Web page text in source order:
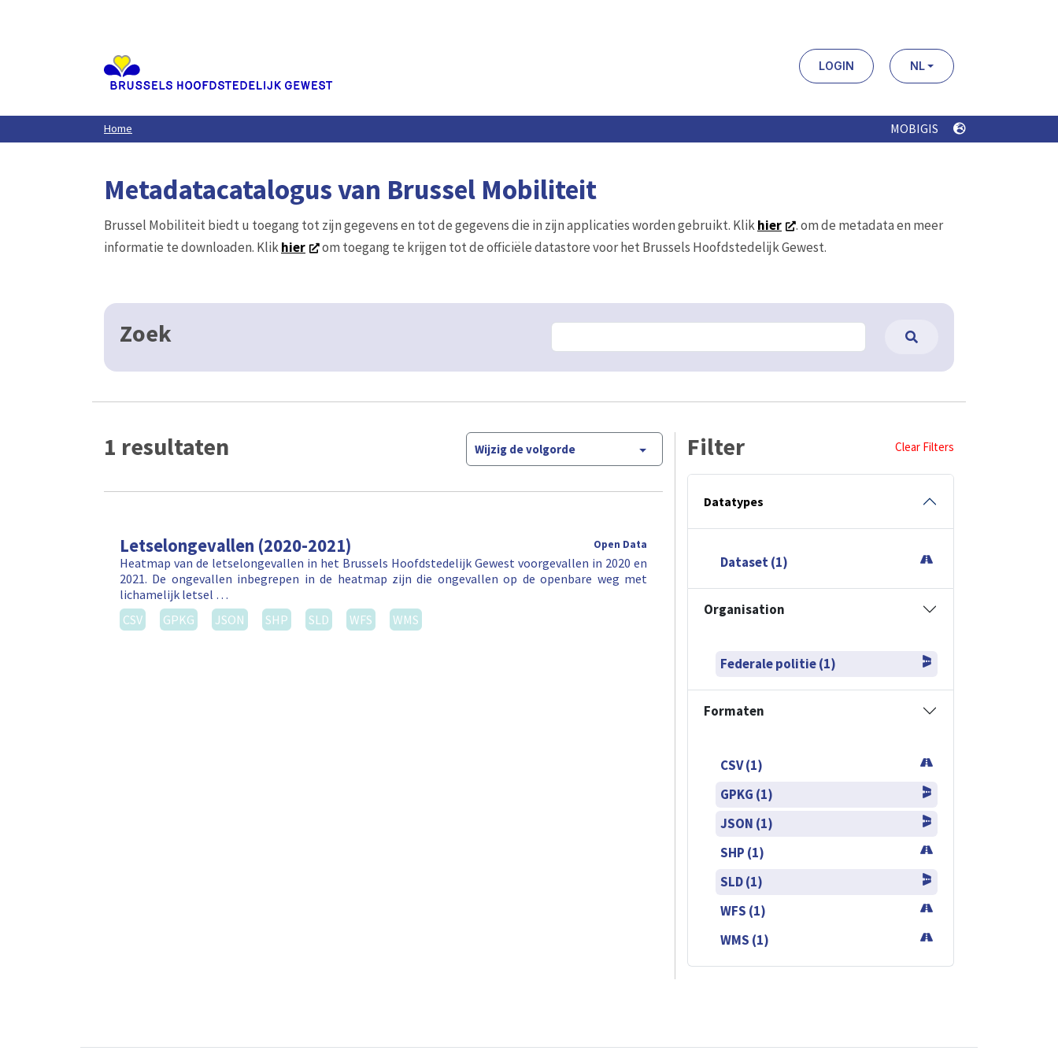
LOGIN NL
Home MOBIGIS
Metadatacatalogus van Brussel Mobiliteit
Brussel Mobiliteit biedt u toegang tot zijn gegevens en tot de gegevens die in zijn applicaties worden gebruikt. Klikhier
. om de metadata en meer
informatie te downloaden. Klikhier om toegang te krijgen tot de officiële datastore voor het Brussels Hoofdstedelijk Gewest.
Zoek
1 resultaten Wijzig de volgorde
Letselongevallen (2020-2021) Open Data
Heatmap van de letselongevallen in het Brussels Hoofdstedelijk Gewest voorgevallen in 2020 en
2021. De ongevallen inbegrepen in de heatmap zijn die ongevallen op de openbare weg met
lichamelijk letsel …
CSV
GPKG JSON SHP SLD WFS WMS
Filter Clear Filters
Datatypes
Dataset (1)
Organisation
Federale politie (1)
Formaten
CSV (1)
GPKG (1)
JSON (1)
SHP (1)
SLD (1)
WFS (1)
WMS (1)